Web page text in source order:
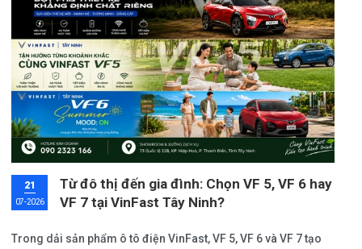
21
07-2026
Từ đô thị đến gia đình: Chọn VF 5, VF 6 hay
VF 7 tại VinFast Tây Ninh?
Trong dải sản phẩm ô tô điện VinFast, VF 5, VF 6 và VF 7 tạo